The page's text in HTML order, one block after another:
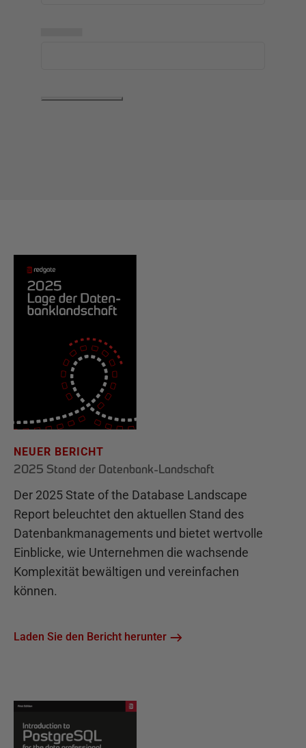
NEUER BERICHT
2025 Stand der Datenbank-Landschaft
Der 2025 State of the Database Landscape
Report beleuchtet den aktuellen Stand des
Datenbankmanagements und bietet wertvolle
Einblicke, wie Unternehmen die wachsende
Komplexität bewältigen und vereinfachen
können.
Laden Sie den Bericht herunter